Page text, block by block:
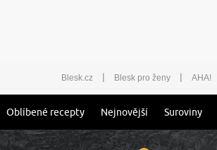
Blesk.cz | Blesk pro ženy | AHA!
Oblíbené recepty Nejnovější Suroviny